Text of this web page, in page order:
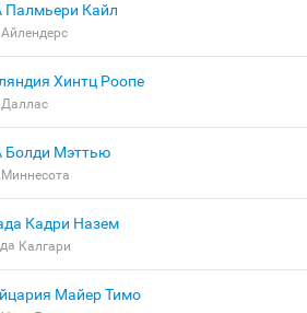
Палмьери Кайл
Айлендерс
Хинтц Роопе
Даллас
Болди Мэттью
Миннесота
Кадри Назем
Калгари
Майер Тимо